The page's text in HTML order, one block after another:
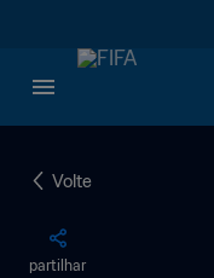
Volte
partilhar